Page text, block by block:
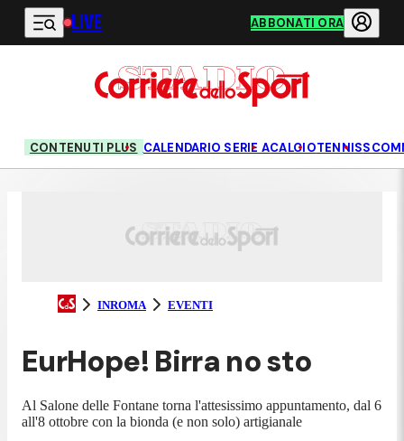
Vai al contenuto principale
LIVE ABBONATI ORA
CONTENUTI PLUS CALENDARIO SERIE ACALCIOTENNIS
INROMA EVENTI
EurHope! Birra no sto
Al Salone delle Fontane torna l'attesissimo appuntamento, dal 6
all'8 ottobre con la bionda (e non solo) artigianale